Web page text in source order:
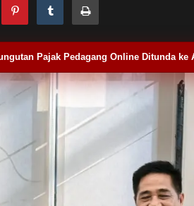
Pajak Pedagang Online Ditunda ke